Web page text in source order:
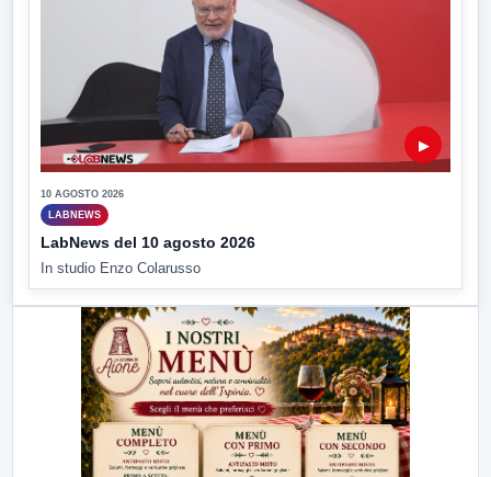
▶
10 AGOSTO 2026
LABNEWS
LabNews del 10 agosto 2026
In studio Enzo Colarusso